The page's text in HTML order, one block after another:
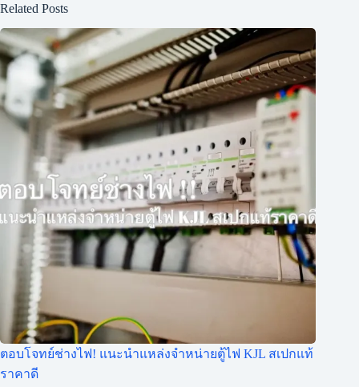
Related Posts
ตอบโจทย์ช่างไฟ! แนะนำแหล่งจำหน่ายตู้ไฟ KJL สเปกแท้
ราคาดี